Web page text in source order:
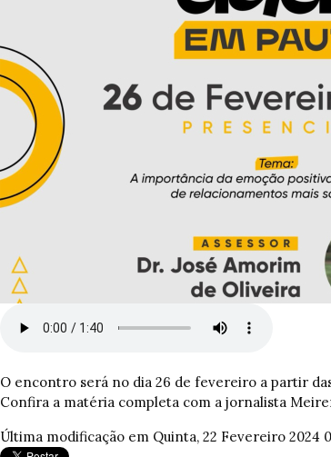
O encontro será no dia 26 de fevereiro a partir
Confira a matéria completa com a jornalista
Última modificação em Quinta, 22 Fevereiro 2024